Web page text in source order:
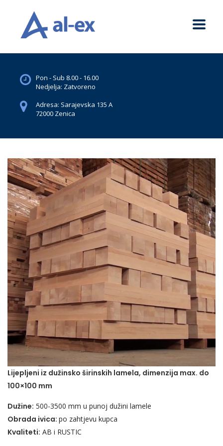
Pon - Sub 8.00 - 16.00
Nedjelja: Zatvoreno
Adresa: Sarajevska 135 A
72000 Zenica
Lijepljeni iz dužinsko širinskih lamela, dimenzija max. do
100×100 mm
Dužine: 500-3500 mm u punoj dužini lamele
Obrada ivica: po zahtjevu kupca
Kvaliteti: AB i RUSTIC